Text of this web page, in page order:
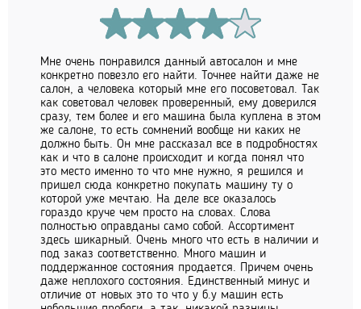
Мне очень понравился данный автосалон и мне
конкретно повезло его найти. Точнее найти даже не
салон, а человека который мне его посоветовал. Так
как советовал человек проверенный, ему доверился
сразу, тем более и его машина была куплена в этом
же салоне, то есть сомнений вообще ни каких не
должно быть. Он мне рассказал все в подробностях
как и что в салоне происходит и когда понял что
это место именно то что мне нужно, я решился и
пришел сюда конкретно покупать машину ту о
которой уже мечтаю. На деле все оказалось
гораздо круче чем просто на словах. Слова
полностью оправданы само собой. Ассортимент
здесь шикарный. Очень много что есть в наличии и
под заказ соответственно. Много машин и
поддержанное состояния продается. Причем очень
даже неплохого состояния. Единственный минус и
отличие от новых это то что у б.у машин есть